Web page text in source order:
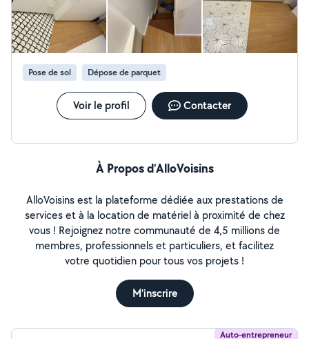
Pose de sol Dépose de parquet
Voir le profil Contacter
À Propos d’AlloVoisins
AlloVoisins est la plateforme dédiée aux prestations de
services et à la location de matériel à proximité de chez
vous ! Rejoignez notre communauté de 4,5 millions de
membres, professionnels et particuliers, et facilitez
votre quotidien pour tous vos projets !
M'inscrire
Auto-entrepreneur